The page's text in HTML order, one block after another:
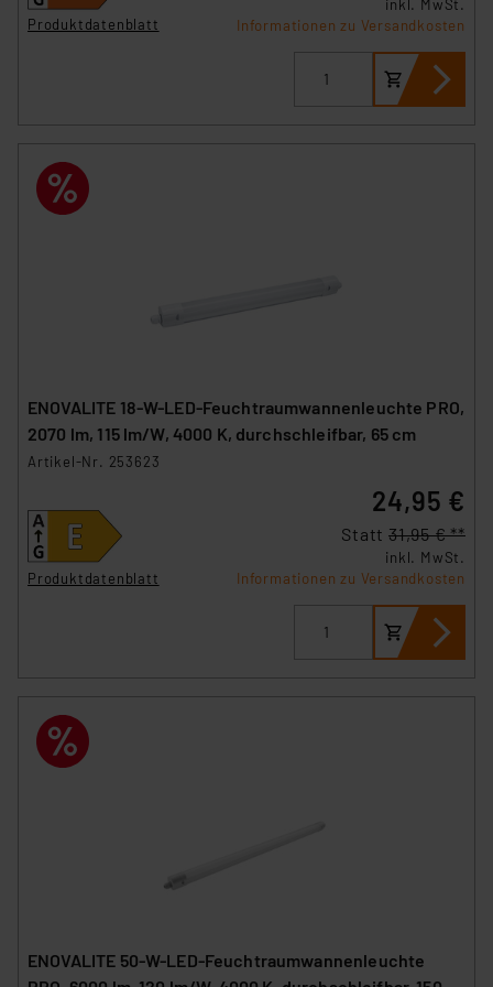
Produktdatenblatt
inkl. MwSt.
Informationen zu Versandkosten
ENOVALITE 18-W-LED-Feuchtraumwannenleuchte PRO,
2070 lm, 115 lm/W, 4000 K, durchschleifbar, 65 cm
Artikel-Nr. 253623
Produktdatenblatt
24,95 €
Statt 31,95 € **
inkl. MwSt.
Informationen zu Versandkosten
ENOVALITE 50-W-LED-Feuchtraumwannenleuchte